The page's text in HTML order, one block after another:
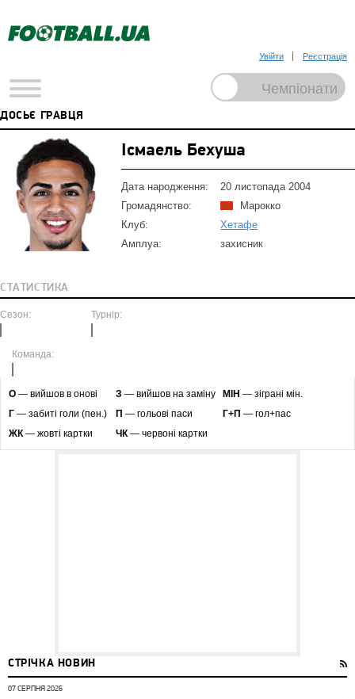
Увійти Реєстрація
ДОСЬЄ ГРАВЦЯ
Ісмаель Бехуша
Дата народження:
20 листопада 2004
Громадянство:
Марокко
Клуб:
Хетафе
Амплуа:
захисник
СТАТИСТИКА
Сезон: Турнір:
Команда:
O — вийшов в онові З — вийшов на заміну МІН — зіграні мін.
Г — забиті голи (пен.) П — гольові паси Г+П — гол+пас
ЖК— жовті картки ЧК— червоні картки
СТРІЧКА НОВИН
07 СЕРПНЯ 2026